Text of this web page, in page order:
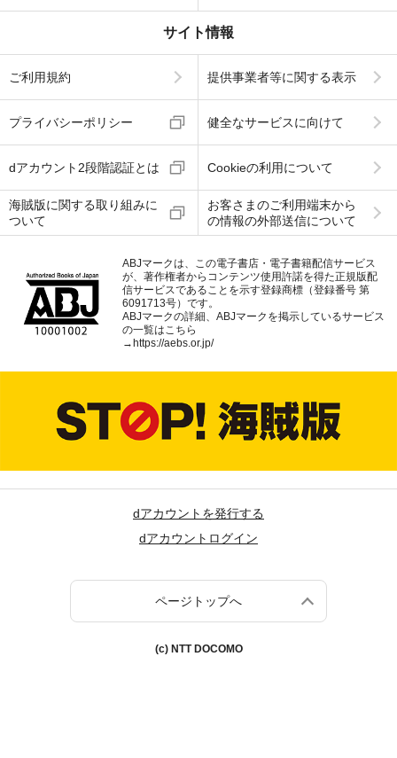
サイト情報
ご利用規約 提供事業者等に関する表示
プライバシーポリシー 健全なサービスに向けて
dアカウント2段階認証とは Cookieの利用について
海賊版に関する取り組みに
ついて
お客さまのご利用端末から
の情報の外部送信について
ABJマークは、この電子書店・電子書籍配信サービス
が、著作権者からコンテンツ使用許諾を得た正規版配
信サービスであることを示す登録商標（登録番号 第
6091713号）です。
ABJマークの詳細、ABJマークを掲示しているサービス
の一覧はこちら
→ https://aebs.or.jp/
dアカウントを発行する
dアカウントログイン
ページトップへ
(c) NTT DOCOMO